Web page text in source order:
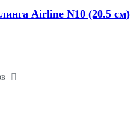
Airline N10 (20.5 см)